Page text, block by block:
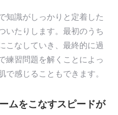
知識がしっかりと定着した
いたりします。最初のうち
こなしていき、最終的に過
練習問題を解くことによっ
で感じることもできます。
ムをこなすスピードが